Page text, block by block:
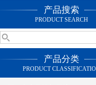
产品搜索
PRODUCT SEARCH
产品分类
PRODUCT